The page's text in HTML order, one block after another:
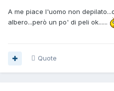
A me piace l'uomo non
albero...però un po' di peli ok......
Quote